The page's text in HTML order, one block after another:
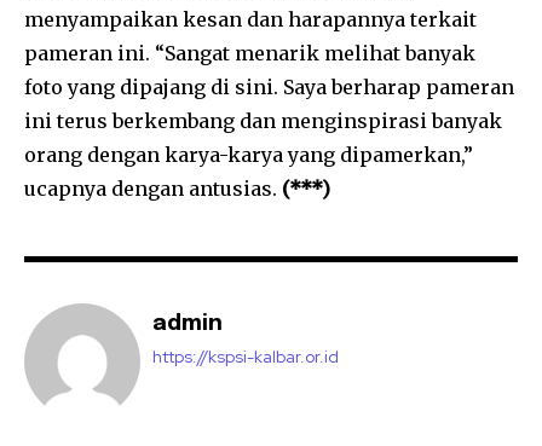
menyampaikan kesan dan harapannya terkait
pameran ini. “Sangat menarik melihat banyak
foto yang dipajang di sini. Saya berharap pameran
ini terus berkembang dan menginspirasi banyak
orang dengan karya-karya yang dipamerkan,”
ucapnya dengan antusias. (***)
admin
https://kspsi-kalbar.or.id